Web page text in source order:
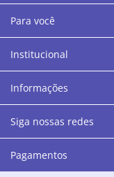
área de beleza.
programação
“O varejo corre
humanos, éticos e
as cores da
transmitindo
Para você
Institucional
Informações
Siga nossas redes
Pagamentos